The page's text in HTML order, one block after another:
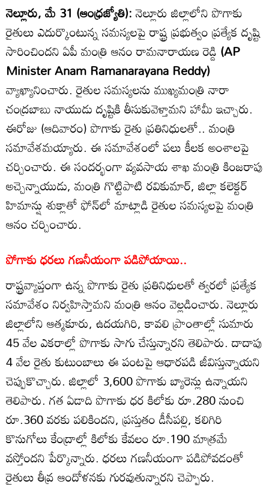
నెల్లూరు, మే 31 (ఆంధ్రజ్యోతి):నెల్లూరు జిల్లాలోని పొగాకు
రైతులు ఎదుర్కొంటున్న సమస్యలపై రాష్ట్ర ప్రభుత్వం ప్రత్యేక దృష్టి
సారించిందని ఏపీ మంత్రి ఆనం రామనారాయణ రెడ్డి (AP
Minister Anam Ramanarayana Reddy)
వ్యాఖ్యానించారు. రైతుల సమస్యలను ముఖ్యమంత్రి నారా
చంద్రబాబు నాయుడు దృష్టికి తీసుకువెళ్తామని హామీ ఇచ్చారు.
ఈరోజు (ఆదివారం) పొగాకు రైతు ప్రతినిధులతో.. మంత్రి
సమావేశమయ్యారు. ఈ సమావేశంలో పలు కీలక అంశాలపై
చర్చించారు. ఈ సందర్భంగా వ్యవసాయ శాఖ మంత్రి కింజరాపు
అచ్చెన్నాయుడు, మంత్రి గొట్టిపాటి రవికుమార్, జిల్లా కలెక్టర్
హిమాన్షు శుక్లాతో ఫోన్‌లో మాట్లాడి రైతుల సమస్యలపై మంత్రి
ఆనం చర్చించారు.
పోగాకు ధరలు గణనీయంగా పడిపోయాయి..
రాష్ట్రవ్యాప్తంగా ఉన్న పొగాకు రైతు ప్రతినిధులతో త్వరలో ప్రత్యేక
సమావేశం నిర్వహిస్తామని మంత్రి ఆనం వెల్లడించారు. నెల్లూరు
జిల్లాలోని ఆత్మకూరు, ఉదయగిరి, కావలి ప్రాంతాల్లో సుమారు
45 వేల ఎకరాల్లో పొగాకు సాగు చేస్తున్నారని తెలిపారు. దాదాపు
4 వేల రైతు కుటుంబాలు ఈ పంటపై ఆధారపడి జీవిస్తున్నాయని
చెప్పుకొచ్చారు. జిల్లాలో 3,600 పొగాకు బ్యారెన్లు ఉన్నాయని
తెలిపారు. గత ఏడాది పొగాకు ధర కిలోకు రూ.280 నుంచి
రూ.360 వరకు పలికిందని, ప్రస్తుతం డీసీపల్లి, కలిగిరి
కొనుగోలు కేంద్రాల్లో కిలోకు కేవలం రూ.190 మాత్రమే
వస్తోందని పేర్కొన్నారు. ధరలు గణనీయంగా పడిపోవడంతో
రైతులు తీవ్ర ఆందోళనకు గురవుతున్నారని చెప్పారు.